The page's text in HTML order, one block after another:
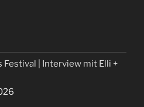
Festival | Interview mit Elli +